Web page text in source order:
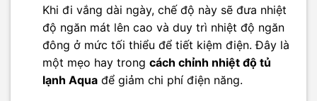
Khi đi vắng dài ngày, chế độ này sẽ đưa nhiệt
độ ngăn mát lên cao và duy trì nhiệt độ ngăn
đông ở mức tối thiểu để tiết kiệm điện. Đây là
một mẹo hay trong cách chỉnh nhiệt độ tủ
lạnh Aquađể giảm chi phí điện năng.